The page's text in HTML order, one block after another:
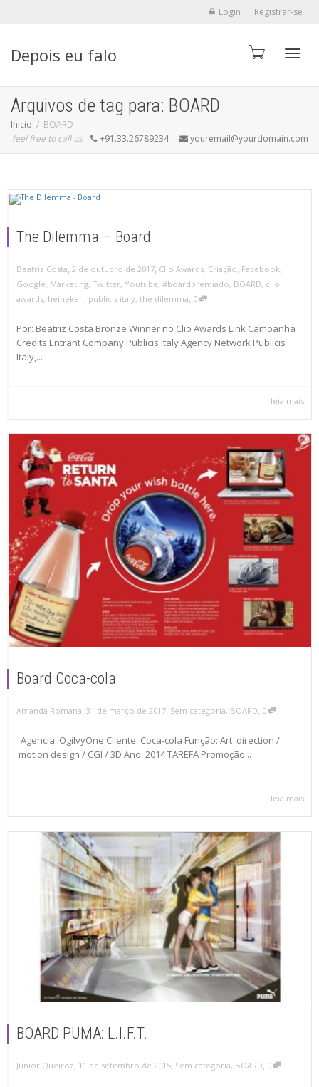
Login Registrar-se
Depois eu falo
Arquivos de tag para: BOARD
Inicio
BOARD
feel free to call us
+91.33.26789234 youremail@yourdomain.com
The Dilemma – Board
Beatriz Costa 2 de outubro de 2017 Clio Awards, Criação, Facebook,
Google, Marketing, Twitter, Youtube, #boardpremiado, BOARD, clio
awards, heineken, publicis italy, the dilemma 0
Por: Beatriz Costa Bronze Winner no Clio Awards Link Campanha
Credits Entrant Company Publicis Italy Agency Network Publicis
Italy,...
leia mais
Board Coca-cola
Amanda Romana, 31 de março de 2017, Sem categoria, BOARD, 0
Agencia: OgilvyOne Cliente: Coca-cola Função: Art direction /
motion design / CGI / 3D Ano: 2014 TAREFA Promoção...
leia mais
BOARD PUMA: L.I.F.T.
Junior Queiroz, 11 de setembro de 2015, Sem categoria, BOARD, 0